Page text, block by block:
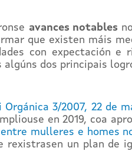
avances notables
que existen máis
con expectación
dos principais
Orgánica 3/2007, 22 de
en 2019, coa
mulleres e homes
rexistrasen un plan de